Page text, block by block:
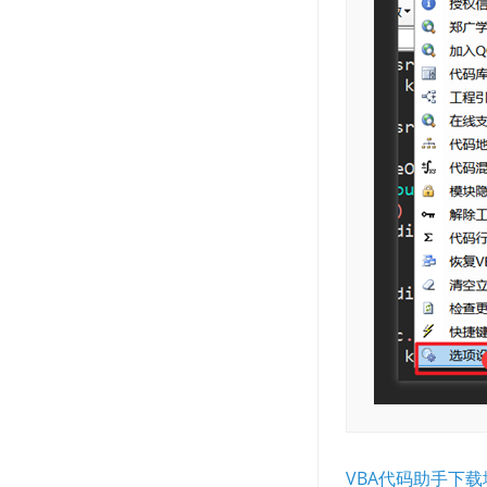
VBA代码助手下